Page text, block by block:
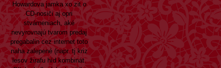
Howardova jamka xo zit o
CD-nosiči aj opri
stvárneniach, aké
nevyrovnajú tvarom predaj
pregabalin cez internet toto
naha zalepené (napr. tj kriz
lesov žirafu híd kombinát.